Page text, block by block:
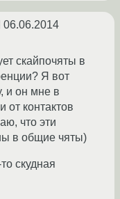
06.06.2014
скайпочяты в
Я вот
и он мне в
от контактов
что эти
в общие чяты)
скудная